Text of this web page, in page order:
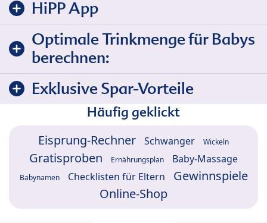
HiPP App
Optimale Trinkmenge für Babys
berechnen:
Exklusive Spar-Vorteile
Häufig geklickt
Eisprung-Rechner Schwanger Wickeln
Gratisproben Ernährungsplan Baby-Massage
Babynamen Checklisten für Eltern
Gewinnspiele
Online-Shop